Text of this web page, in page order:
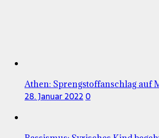
Athen: Sprengstoffanschlag auf
28. Januar 2022 0